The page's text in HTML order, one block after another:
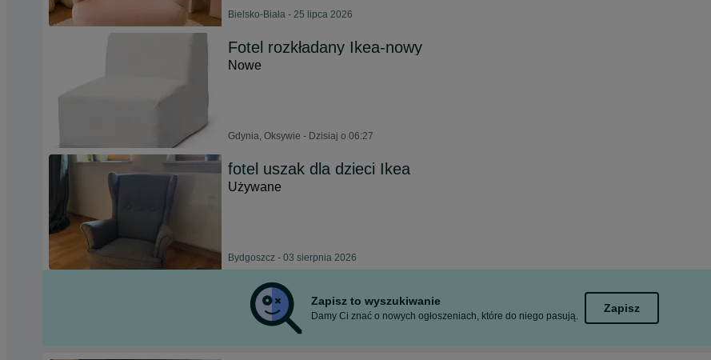
Bielsko-Biała - 25 lipca 2026
Fotel rozkładany Ikea-nowy
Nowe
Gdynia, Oksywie - Dzisiaj o 06:27
fotel uszak dla dzieci Ikea
Używane
Bydgoszcz - 03 sierpnia 2026
Zapisz to wyszukiwanie
Damy Ci znać o nowych ogłoszeniach, które do niego pasują.
Zapisz